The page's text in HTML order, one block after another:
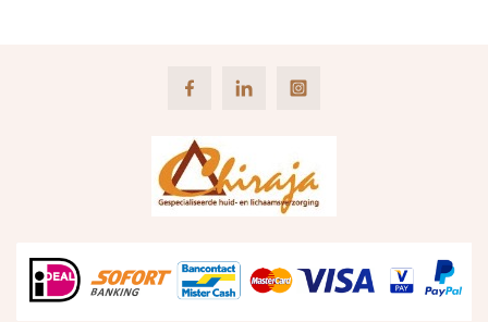
FacebookLinkedIn Instagram